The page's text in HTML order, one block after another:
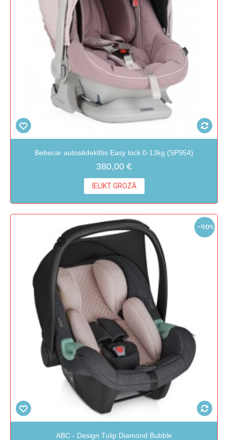
Bebecar autosēdeklītis Easy lock 0-13kg (SP954)
380,00 €
IELIKT GROZĀ
-40%
ABC - Design Tulip Diamond Bubble